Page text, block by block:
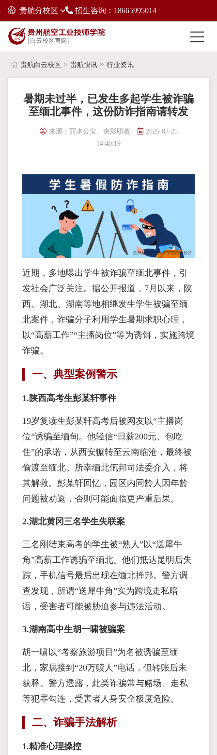
贵航分校区 招生咨询：18665995014
贵航白云校区 贵航快讯 行业资讯
暑期未过半，已发生多起学生被诈骗
至缅北事件，这份防诈指南请转发
来源：丽水公安、央影职教
2025-07-25
14:40:19
近期，多地曝出学生被诈骗至缅北事件，引
发社会广泛关注。据公开报道，7月以来，陕
西、湖北、湖南等地相继发生学生被骗至缅
北案件，诈骗分子利用学生暑期求职心理，
以“高薪工作”“主播岗位”等为诱饵，实施跨境
诈骗。
一、典型案例警示
1.陕西高考生彭某轩事件
19岁复读生彭某轩高考后被网友以“主播岗
位”诱骗至缅甸。他轻信“日薪200元、包吃
住”的承诺，从西安辗转至云南临沧，最终被
偷渡至缅北。所幸缅北佤邦司法委介入，将
其解救。彭某轩回忆，园区内同龄人因年龄
问题被劝返，否则可能面临更严重后果。
2.湖北黄冈三名学生失联案
三名刚结束高考的学生被“熟人”以“送犀牛
角”高薪工作诱骗至缅北。他们抵达昆明后失
踪，手机信号最后出现在缅北掸邦。警方调
查发现，所谓“送犀牛角”实为跨境走私暗
语，受害者可能被胁迫参与违法活动。
3.湖南高中生胡一啸被骗案
胡一啸以“考察旅游项目”为名被诱骗至缅
北，家属接到“20万赎人”电话，但转账后未
获释。警方透露，此类诈骗常与赌场、走私
等犯罪勾连，受害者人身安全极度危险。
二、诈骗手法解析
1.精准心理操控